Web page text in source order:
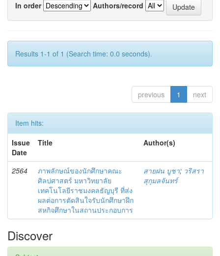
In order
Authors/record
Results 1-1 of 1 (Search time: 0.0 seconds).
previous 1 next
Item hits:
Issue
Date
Title Author(s)
2564
ภาพลักษณ์ของนักศึกษาคณะ
ศิลปศาสตร์ มหาวิทยาลัย
เทคโนโลยีราชมงคลธัญบุรี ที่ส่ง
ผลต่อการตัดสินใจรับนักศึกษาฝึก
สหกิจศึกษาในสถานประกอบการ
สายฝน บูชา; วริสรา
สุกุมลจันทร์
Discover